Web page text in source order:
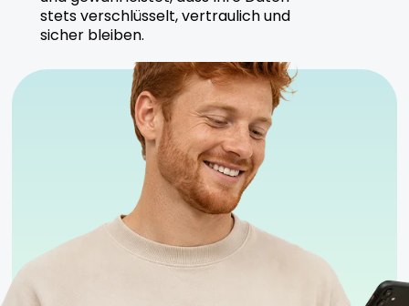
Drapalin produziert Lemon Freeze Pop unter
höchsten Qualitätsstandards, um eine sichere und
zuverlässige Anwendung zu gewährleisten.
Sicherheitshinweise
Kühl und trocken lagern
Geeignet für moderate Nutzer
Anwendung unter ärztlicher Aufsicht empfohlen
stets verschlüsselt, vertraulich und
sicher bleiben.